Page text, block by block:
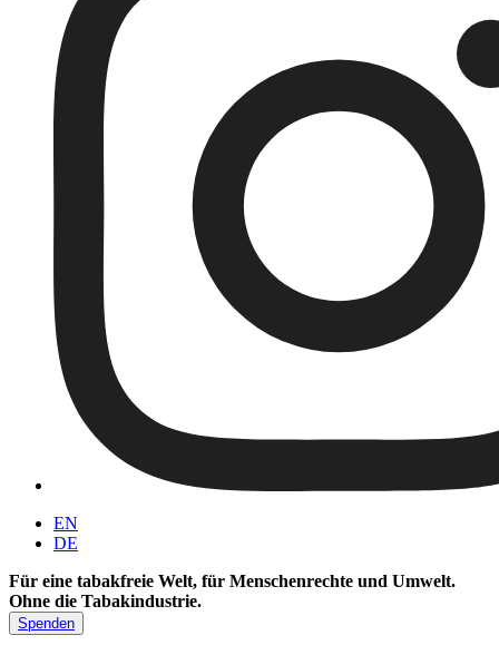
EN
DE
Für eine tabakfreie Welt, für Menschenrechte und Umwelt.
Ohne die Tabakindustrie.
Spenden